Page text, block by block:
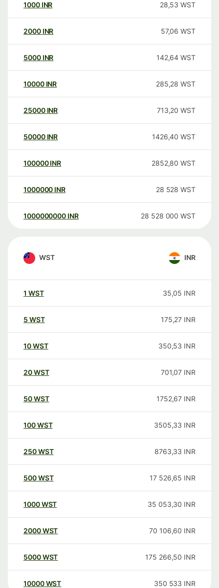
1000 INR 28,53 WST
2000 INR 57,06 WST
5000 INR 142,64 WST
10000 INR 285,28 WST
25000 INR 713,20 WST
50000 INR 1426,40 WST
100000 INR 2852,80 WST
1000000 INR 28 528 WST
1000000000 INR 28 528 000 WST
WST INR
1 WST 35,05 INR
5 WST 175,27 INR
10WST 350,53 INR
20WST 701,07 INR
50WST 1752,67 INR
100WST 3505,33 INR
250WST 8763,33 INR
500WST 17 526,65 INR
1000WST 35 053,30 INR
2000WST 70 106,60 INR
5000WST 175 266,50 INR
10000 WST 350 533 INR